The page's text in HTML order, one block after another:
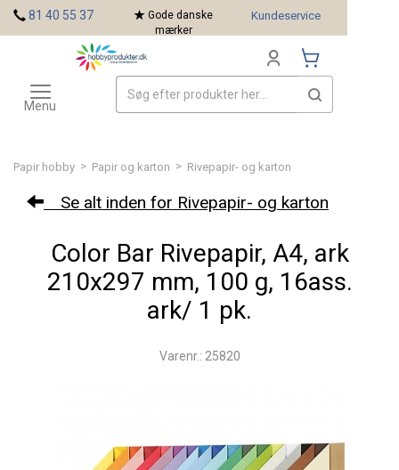
Papir hobby > Papir og karton > Rivepapir- og karton
Se alt inden for Rivepapir- og karton
Color Bar Rivepapir, A4, ark
210x297 mm, 100 g, 16ass.
ark/ 1 pk.
Varenr.: 25820
81 40 55 37
Gode danske
mærker
Kundeservice
Toggle
navigation
Menu
Mærker